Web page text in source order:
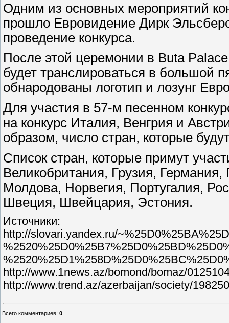
Одним из основных мероприятий
прошло Евровидение Дирк
проведение конкурса.
После этой церемонии в Buta
будет транслироваться в большой
обнародованы логотип и лозунг
Для участия в 57-м песенном
на конкурс Италия, Венгрия и
образом, число стран, которые
Список стран, которые примут
Великобритания, Грузия,
Молдова, Норвегия, Португалия,
Швеция, Швейцария, Эстония.
Источники:
http://slovari.yandex.ru/
http://www.1news.az/bomond/bomaz/
http://www.trend.az/azerbaijan/society/
Всего комментариев: 0